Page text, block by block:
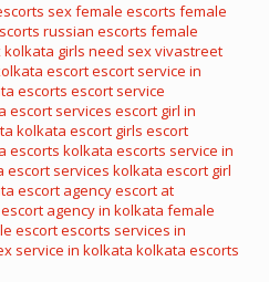
sexfemale escorts female
russian escorts female
kolkata girls need sexvivastreet
escortescort service in
escorts escort service
escort services escort girl in
kolkata escort girls escort
escorts kolkata escorts service in
escort services kolkata escort girl
escort agencyescort at
escort agency in kolkata female
escortescorts services in
service in kolkata kolkata escorts